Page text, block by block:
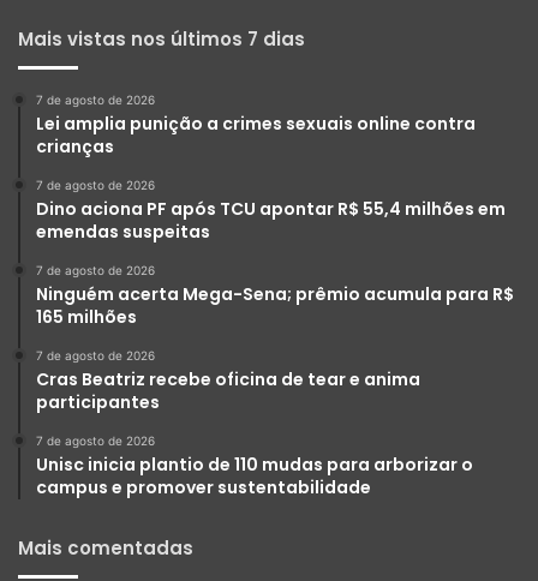
Mais vistas nos últimos 7 dias
7 de agosto de 2026
Lei amplia punição a crimes sexuais online contra
crianças
7 de agosto de 2026
Dino aciona PF após TCU apontar R$ 55,4 milhões em
emendas suspeitas
7 de agosto de 2026
Ninguém acerta Mega-Sena; prêmio acumula para R$
165 milhões
7 de agosto de 2026
Cras Beatriz recebe oficina de tear e anima
participantes
7 de agosto de 2026
Unisc inicia plantio de 110 mudas para arborizar o
campus e promover sustentabilidade
Mais comentadas